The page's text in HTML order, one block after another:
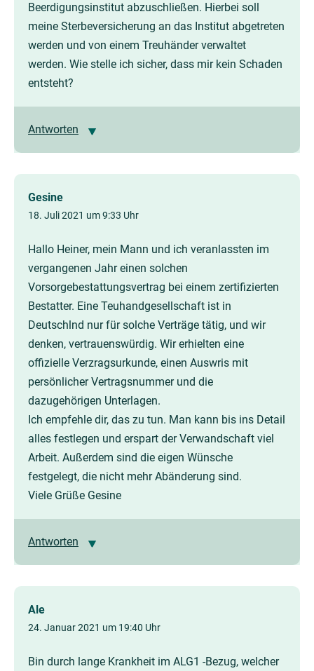
Beerdigungsinstitut abzuschließen. Hierbei soll
meine Sterbeversicherung an das Institut abgetreten
werden und von einem Treuhänder verwaltet
werden. Wie stelle ich sicher, dass mir kein Schaden
entsteht?
Antworten
Gesine
18. Juli 2021 um 9:33 Uhr
Hallo Heiner, mein Mann und ich veranlassten im
vergangenen Jahr einen solchen
Vorsorgebestattungsvertrag bei einem zertifizierten
Bestatter. Eine Teuhandgesellschaft ist in
Deutschlnd nur für solche Verträge tätig, und wir
denken, vertrauenswürdig. Wir erhielten eine
offizielle Verzragsurkunde, einen Auswris mit
persönlicher Vertragsnummer und die
dazugehörigen Unterlagen.
Ich empfehle dir, das zu tun. Man kann bis ins Detail
alles festlegen und erspart der Verwandschaft viel
Arbeit. Außerdem sind die eigen Wünsche
festgelegt, die nicht mehr Abänderung sind.
Viele Grüße Gesine
Antworten
Ale
24. Januar 2021 um 19:40 Uhr
Bin durch lange Krankheit im ALG1 -Bezug, welcher